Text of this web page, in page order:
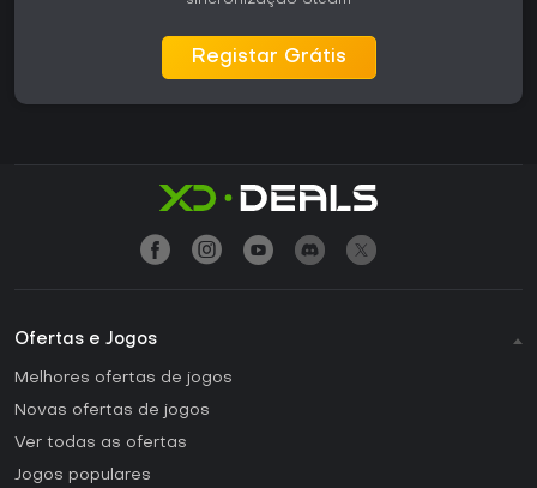
Registar Grátis
Ofertas e Jogos
Melhores ofertas de jogos
Novas ofertas de jogos
Ver todas as ofertas
Jogos populares